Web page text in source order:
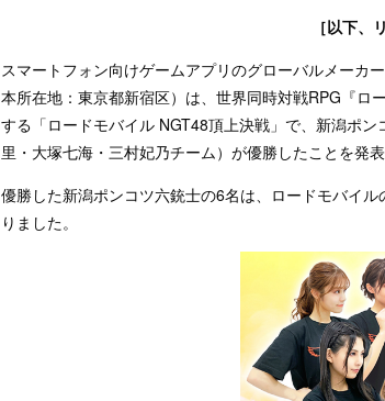
［以下、
スマートフォン向けゲームアプリのグローバルメーカ
本所在地：東京都新宿区）は、世界同時対戦RPG『ロ
する「ロードモバイル NGT48頂上決戦」で、新潟ポ
里・大塚七海・三村妃乃チーム）が優勝したことを発表
優勝した新潟ポンコツ六銃士の6名は、ロードモバイ
りました。